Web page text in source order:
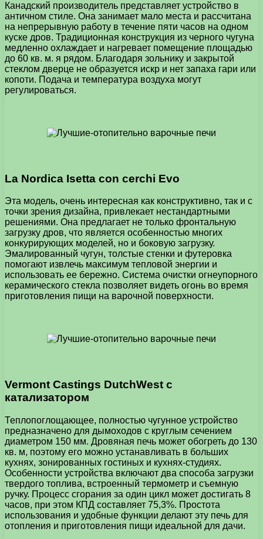
Канадский производитель представляет устройство в
античном стиле. Она занимает мало места и рассчитана
на непрерывную работу в течение пяти часов на одном
куске дров. Традиционная конструкция из черного чугуна
медленно охлаждает и нагревает помещение площадью
до 60 кв. м. я рядом. Благодаря зольнику и закрытой
стеклом дверце не образуется искр и нет запаха гари или
копоти. Подача и температура воздуха могут
регулироваться.
La Nordica Isetta con cerchi Evo
Эта модель, очень интересная как конструктивно, так и с
точки зрения дизайна, привлекает нестандартными
решениями. Она предлагает не только фронтальную
загрузку дров, что является особенностью многих
конкурирующих моделей, но и боковую загрузку.
Эмалированный чугун, толстые стенки и футеровка
помогают извлечь максимум тепловой энергии и
использовать ее бережно. Система очистки огнеупорного
керамического стекла позволяет видеть огонь во время
приготовления пищи на варочной поверхности.
Vermont Castings DutchWest с
катализатором
Теплопоглощающее, полностью чугунное устройство
предназначено для дымоходов с круглым сечением
диаметром 150 мм. Дровяная печь может обогреть до 130
кв. м, поэтому его можно устанавливать в больших
кухнях, зонированных гостиных и кухнях-студиях.
Особенности устройства включают два способа загрузки
твердого топлива, встроенный термометр и съемную
ручку. Процесс сгорания за один цикл может достигать 8
часов, при этом КПД составляет 75,3%. Простота
использования и удобные функции делают эту печь для
отопления и приготовления пищи идеальной для дачи.